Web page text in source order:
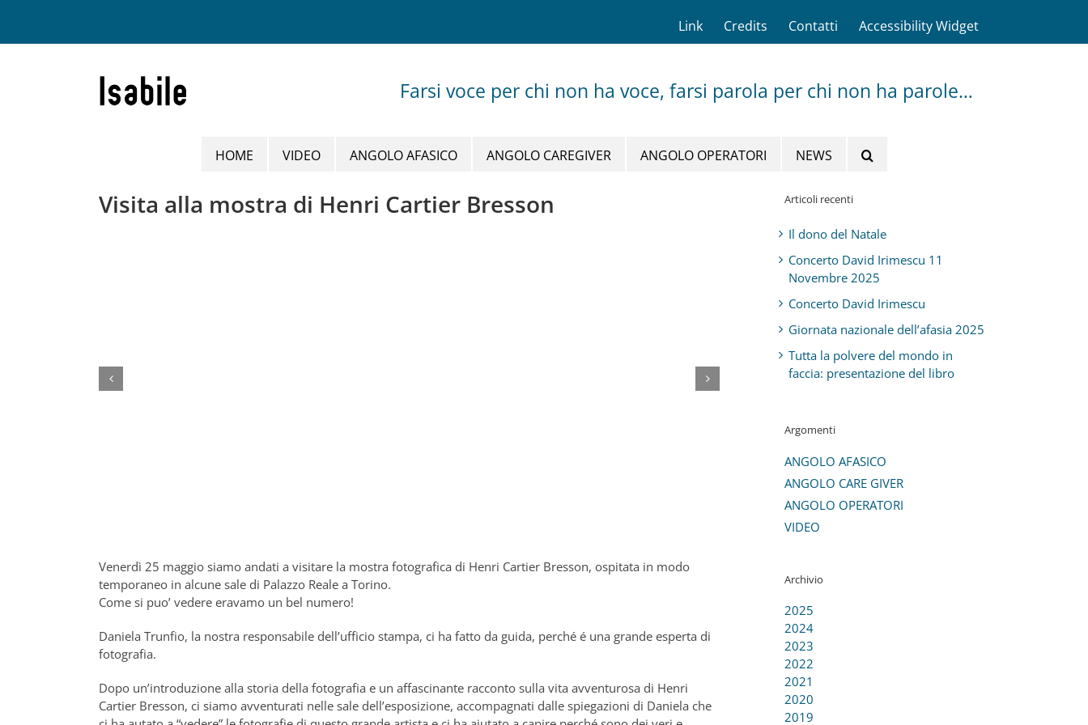
contenuto
Link Credits Contatti Accessibility Widget
Farsi voce per chi non ha voce, farsi parola per chi non ha parole…
HOME VIDEO ANGOLO AFASICO ANGOLO CAREGIVER ANGOLO OPERATORI NEWS
Visita alla mostra di Henri Cartier Bresson
Venerdì 25 maggio siamo andati a visitare la mostra fotografica di Henri Cartier Bresson, ospitata in modo
temporaneo in alcune sale di Palazzo Reale a Torino.
Come si puo’ vedere eravamo un bel numero!
Daniela Trunfio, la nostra responsabile dell’ufficio stampa, ci ha fatto da guida, perché é una grande esperta di
fotografia.
Dopo un’introduzione alla storia della fotografia e un affascinante racconto sulla vita avventurosa di Henri
Cartier Bresson, ci siamo avventurati nelle sale dell’esposizione, accompagnati dalle spiegazioni di Daniela che
Articoli recenti
Il dono del Natale
Concerto David Irimescu 11
Novembre 2025
Concerto David Irimescu
Giornata nazionale dell’afasia 2025
Tutta la polvere del mondo in
faccia: presentazione del libro
Argomenti
ANGOLO AFASICO
ANGOLO CARE GIVER
ANGOLO OPERATORI
VIDEO
Archivio
2025
2024
2023
2022
2021
2020
2019